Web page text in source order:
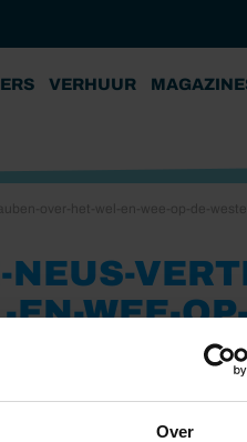
Over
VERHUUR
WEE-